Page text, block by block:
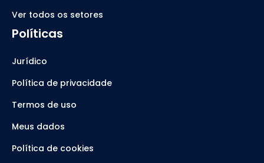
Ver todos os setores
Políticas
Jurídico
Política de privacidade
Termos de uso
Meus dados
Política de cookies